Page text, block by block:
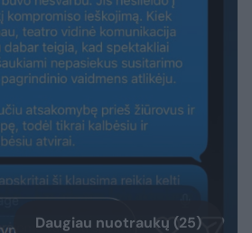
Daugiau nuotraukų (25)